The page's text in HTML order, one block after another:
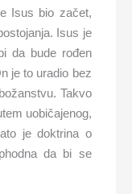
Isus bio začet,
Isus je
da bude rođen
je to uradio bez
Takvo
uobičajenog,
je doktrina o
da bi se